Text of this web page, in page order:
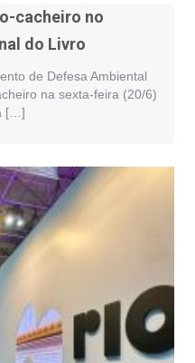
cacheiro no
do Livro
de Defesa Ambiental
na sexta-feira (20/6)
[…]